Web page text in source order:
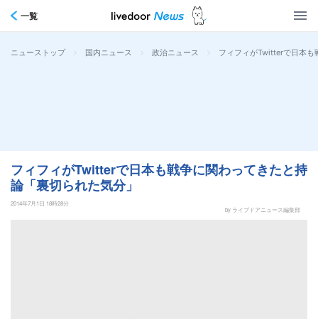
一覧
ニューストップ > 国内ニュース > 政治ニュース > フィフィがTwitterで日本も
フィフィがTwitterで日本も戦争に関わってきたと持
論「裏切られた気分」
2014年7月1日 18時28分
by ライブドアニュース編集部